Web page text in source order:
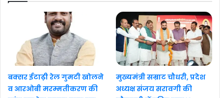
बक्सर ईटाढ़ी रेल गुमटी खोलने
व आरओबी मरम्मतीकरण की
मुख्यमंत्री सम्राट चौधरी, प्रदेश
अध्यक्ष संजय सरावगी की